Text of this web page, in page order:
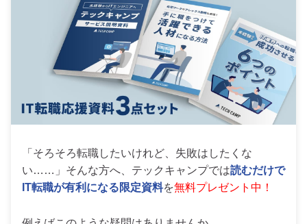
「そろそろ転職したいけれど、失敗はしたくな
い……」そんな方へ、テックキャンプでは読むだけで
IT転職が有利になる限定資料を無料プレゼント中！